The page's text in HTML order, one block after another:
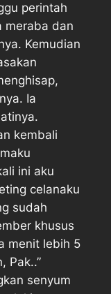
perintah
meraba dan
Kemudian
Ia
kembali
ini aku
celanaku
sudah
khusus
menit lebih 5
Pak..”
senyum